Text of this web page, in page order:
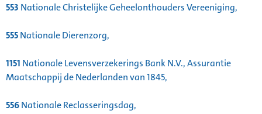
553 Nationale Christelijke Geheelonthouders Vereeniging,
555Nationale Dierenzorg,
1151 Nationale Levensverzekerings Bank N.V., Assurantie
Maatschappij de Nederlanden van 1845,
556Nationale Reclasseringsdag,